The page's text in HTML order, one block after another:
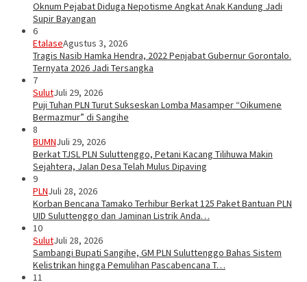
Oknum Pejabat Diduga Nepotisme Angkat Anak Kandung Jadi
Supir Bayangan
6
EtalaseAgustus 3, 2026
Tragis Nasib Hamka Hendra, 2022 Penjabat Gubernur Gorontalo.
Ternyata 2026 Jadi Tersangka
7
SulutJuli 29, 2026
Puji Tuhan PLN Turut Sukseskan Lomba Masamper “Oikumene
Bermazmur” di Sangihe
8
BUMNJuli 29, 2026
Berkat TJSL PLN Suluttenggo, Petani Kacang Tilihuwa Makin
Sejahtera, Jalan Desa Telah Mulus Dipaving
9
PLNJuli 28, 2026
Korban Bencana Tamako Terhibur Berkat 125 Paket Bantuan PLN
UID Suluttenggo dan Jaminan Listrik Anda…
10
SulutJuli 28, 2026
Sambangi Bupati Sangihe, GM PLN Suluttenggo Bahas Sistem
Kelistrikan hingga Pemulihan Pascabencana T…
11